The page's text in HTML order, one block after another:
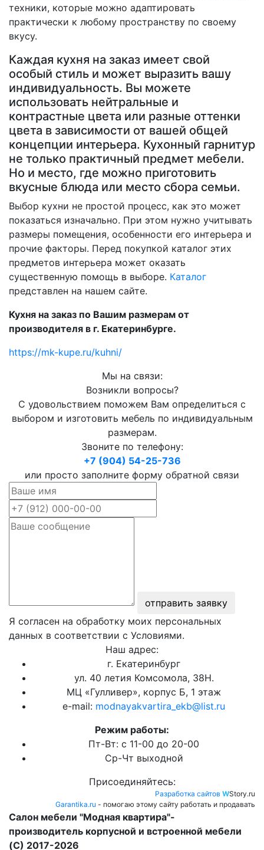
техники, которые можно адаптировать
практически к любому пространству по своему
вкусу.
Каждая кухня на заказ имеет свой
особый стиль и может выразить вашу
индивидуальность. Вы можете
использовать нейтральные и
контрастные цвета или разные оттенки
цвета в зависимости от вашей общей
концепции интерьера. Кухонный гарнитур
не только практичный предмет мебели.
Но и место, где можно приготовить
вкусные блюда или место сбора семьи.
Выбор кухни не простой процесс, как это может
показаться изначально. При этом нужно учитывать
размеры помещения, особенности его интерьера и
прочие факторы. Перед покупкой каталог этих
предметов интерьера может оказать
существенную помощь в выборе. Каталог
представлен на нашем сайте.
Кухня на заказ по Вашим размерам от
производителя в г. Екатеринбурге.
https://mk-kupe.ru/kuhni/
Мы на связи:
Возникли вопросы?
С удовольствием поможем Вам определиться с
выбором и изготовить мебель по индивидуальным
размерам.
Звоните по телефону:
+7 (904) 54-25-736
или просто заполните форму обратной связи
отправить заявку
Я согласен на обработку моих персональных
данных в соответствии с Условиями.
Наш адрес:
г. Екатеринбург
ул. 40 летия Комсомола, 38Н.
МЦ «Гулливер», корпус Б, 1 этаж
e-mail: modnayakvartira_ekb@list.ru
Режим работы:
Пт-Вт: с 11-00 до 20-00
Ср-Чт выходной
Присоединяйтесь:
Разработка сайтов WStory.ru
Garantika.ru - помогаю этому сайту работать и продавать
Салон мебели "Модная квартира"-
производитель корпусной и встроенной мебели
(C) 2017-2026